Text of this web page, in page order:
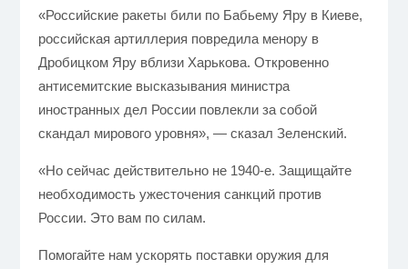
«Российские ракеты били по Бабьему Яру в Киеве,
российская артиллерия повредила менору в
Дробицком Яру вблизи Харькова. Откровенно
антисемитские высказывания министра
иностранных дел России повлекли за собой
скандал мирового уровня», — сказал Зеленский.
«Но сейчас действительно не 1940-е. Защищайте
необходимость ужесточения санкций против
России. Это вам по силам.
Помогайте нам ускорять поставки оружия для